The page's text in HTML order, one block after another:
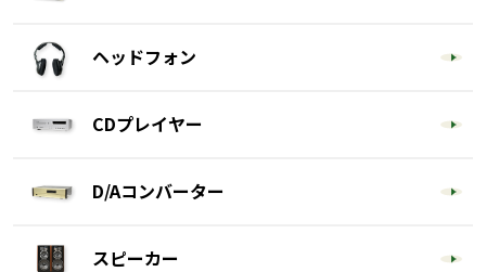
ヘッドフォン
CDプレイヤー
D/Aコンバーター
スピーカー